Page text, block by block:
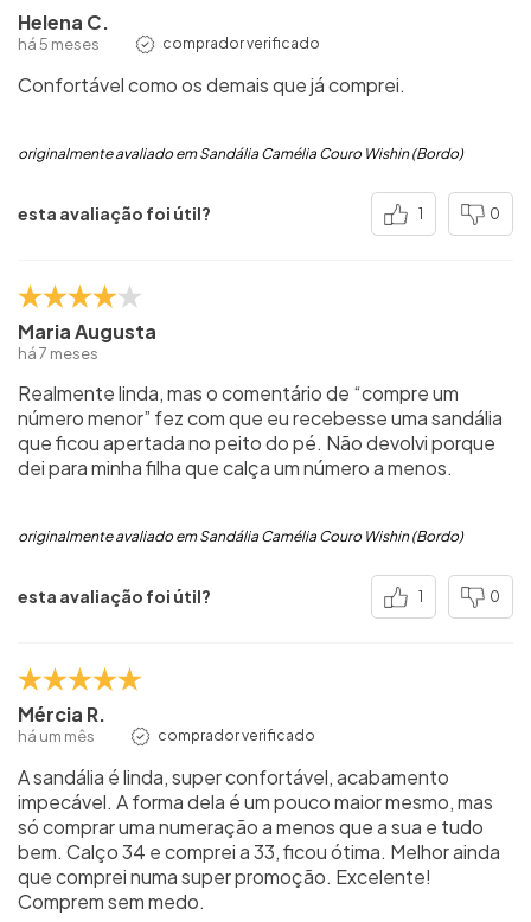
Helena C.
há 5 meses comprador verificado
Confortável como os demais que já comprei.
originalmente avaliado em Sandália Camélia Couro Wishin (Bordo)
esta avaliação foi útil? 1 0
Maria Augusta
há 7 meses
Realmente linda, mas o comentário de “compre um
número menor” fez com que eu recebesse uma sandália
que ficou apertada no peito do pé. Não devolvi porque
dei para minha filha que calça um número a menos.
originalmente avaliado em Sandália Camélia Couro Wishin (Bordo)
esta avaliação foi útil? 1 0
Mércia R.
há um mês comprador verificado
A sandália é linda, super confortável, acabamento
impecável. A forma dela é um pouco maior mesmo, mas
só comprar uma numeração a menos que a sua e tudo
bem. Calço 34 e comprei a 33, ficou ótima. Melhor ainda
que comprei numa super promoção. Excelente!
Comprem sem medo.